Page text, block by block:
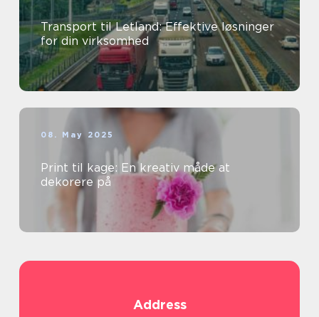
Transport til Letland: Effektive løsninger
for din virksomhed
08. May 2025
Print til kage: En kreativ måde at
dekorere på
Address